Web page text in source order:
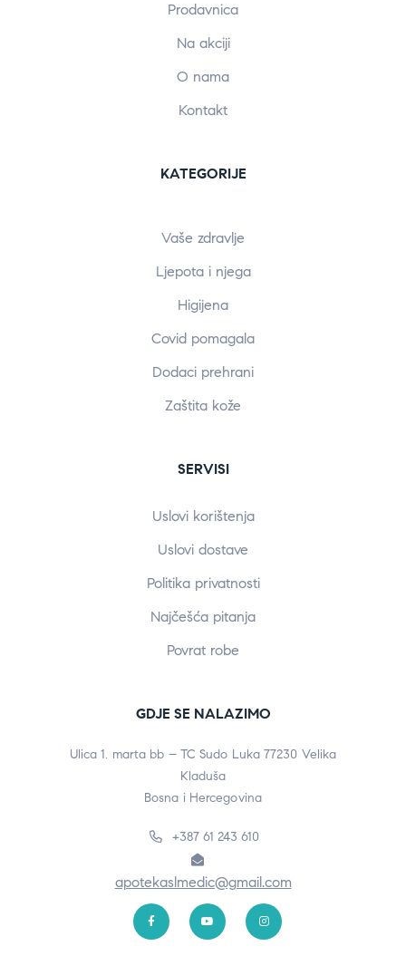
Prodavnica
Na akciji
O nama
Kontakt
KATEGORIJE
Vaše zdravlje
Ljepota i njega
Higijena
Covid pomagala
Dodaci prehrani
Zaštita kože
SERVISI
Uslovi korištenja
Uslovi dostave
Politika privatnosti
Najčešća pitanja
Povrat robe
GDJE SE NALAZIMO
Ulica 1. marta bb – TC Sudo Luka 77230 Velika
Kladuša
Bosna i Hercegovina
+387 61 243 610
apotekaslmedic@gmail.com